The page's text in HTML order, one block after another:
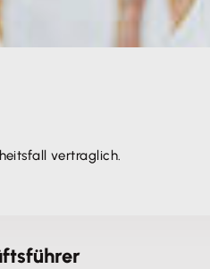
vertraglich.